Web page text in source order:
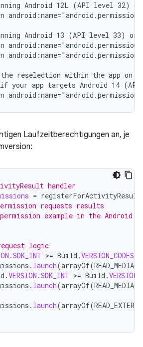
Android 12L (API level 32) or
Android 13 (API level 33) or
the reselection within the app on
if your app targets Android 14 (API
Laufzeitberechtigungen an, je
handler
= registerForActivityResult
requests results
example in the Android
logic
.SDK_INT >= Build .VERSION_CODES
. launch(arrayOf(
.VERSION .SDK_INT >= Build .
. launch(arrayOf(
. launch(arrayOf(